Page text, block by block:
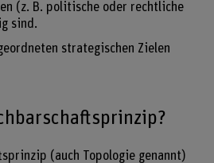
(z. B. politische oder rechtliche
sind.
strategischen Zielen
(auch Topologie genannt)